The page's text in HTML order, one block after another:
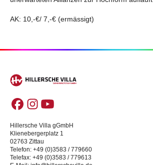
AK: 10,-€/ 7,-€ (ermässigt)
Hillersche Villa gGmbH
Klienebergerplatz 1
02763 Zittau
Telefon: +49 (0)3583 / 779660
Telefax: +49 (0)3583 / 779613